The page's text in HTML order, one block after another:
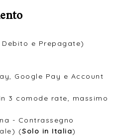
e Prepagate)
Google Pay e Account
3 comode rate, massimo
- Contrassegno
(Solo in Italia)